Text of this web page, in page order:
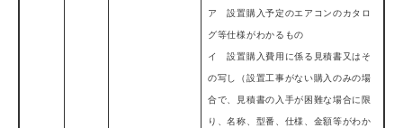
ア 設置購入予定のエアコンのカタロ
グ等仕様がわかるもの
イ 設置購入費用に係る見積書又はそ
の写し（設置工事がない購入のみの場
合で、見積書の入手が困難な場合に限
り、名称、型番、仕様、金額等がわか